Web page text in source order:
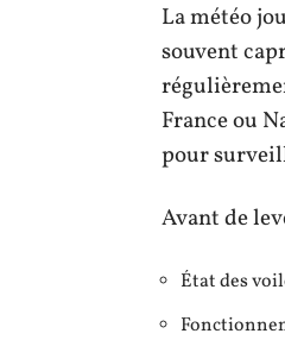
La météo
souvent
France ou
pour
Avant de
État des